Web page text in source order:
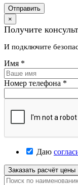
Отправить
×
Получите
И подключите
Имя *
Номер телефона *
Даю
Заказать расчёт цены